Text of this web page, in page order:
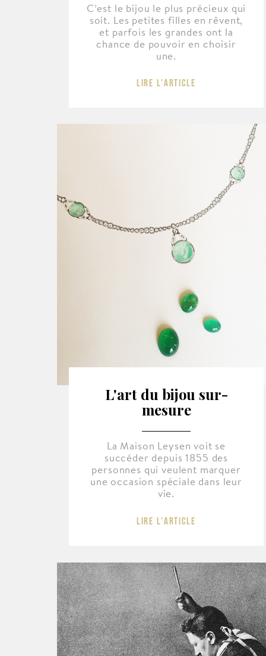
C’est le bijou le plus précieux qui
soit. Les petites filles en rêvent,
et parfois les grandes ont la
chance de pouvoir en choisir
une.
Lire l'article
L'art du bijou sur-
mesure
La Maison Leysen voit se
succéder depuis 1855 des
personnes qui veulent marquer
une occasion spéciale dans leur
vie.
Lire l'article